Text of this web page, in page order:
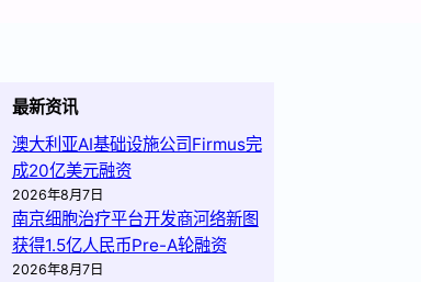
最新资讯
澳大利亚AI基础设施公司Firmus完
成20亿美元融资
2026年8月7日
南京细胞治疗平台开发商河络新图
获得1.5亿人民币Pre-A轮融资
2026年8月7日